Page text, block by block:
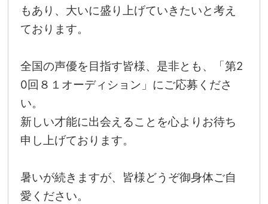
もあり、大いに盛り上げていきたいと考え
ております。
全国の声優を目指す皆様、是非とも、「第2
0回８１オーディション」にご応募くださ
い。
新しい才能に出会えることを心よりお待ち
申し上げております。
暑いが続きますが、皆様どうぞ御身体ご自
愛ください。